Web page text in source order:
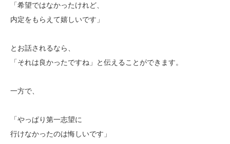
「希望ではなかったけれど、
内定をもらえて嬉しいです」
とお話されるなら、
「それは良かったですね」と伝えることができます。
一方で、
「やっぱり第一志望に
行けなかったのは悔しいです」